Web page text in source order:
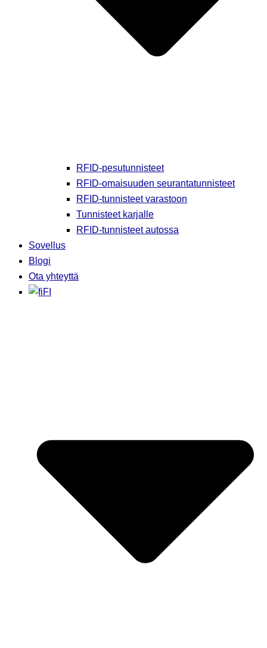
RFID-pesutunnisteet
RFID-omaisuuden seurantatunnisteet
RFID-tunnisteet varastoon
Tunnisteet karjalle
RFID-tunnisteet autossa
Sovellus
Blogi
Ota yhteyttä
FI